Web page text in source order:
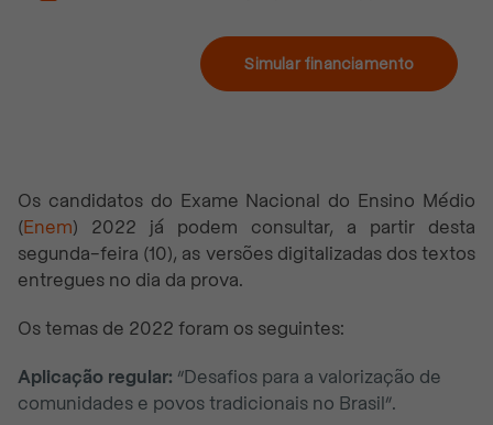
Simular financiamento
Os candidatos do Exame Nacional do Ensino Médio
(Enem) 2022 já podem consultar, a partir desta
segunda-feira (10), as versões digitalizadas dos textos
entregues no dia da prova.
Os temas de 2022 foram os seguintes:
Aplicação regular: “Desafios para a valorização de
comunidades e povos tradicionais no Brasil”.